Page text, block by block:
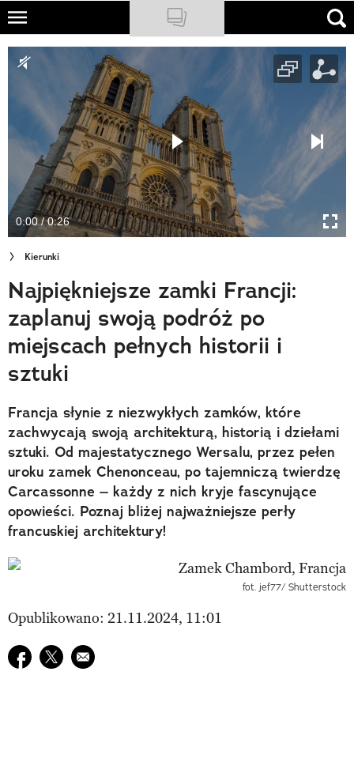
Skip
main
NATIONAL GEOGRAPHIC
PODCASTY
Sklep
Newsletter
Cuda Polski
Wielki Konkurs Fotograficzny
Trendbook Podróżniczy
Polecane
0:00 / 0:26
Kierunki
Najpiękniejsze zamki Francji:
zaplanuj swoją podróż po
miejscach pełnych historii i
sztuki
Francja słynie z niezwykłych zamków, które
zachwycają swoją architekturą, historią i dziełami
sztuki. Od majestatycznego Wersalu, przez pełen
uroku zamek Chenonceau, po tajemniczą twierdzę
Carcassonne – każdy z nich kryje fascynujące
opowieści. Poznaj bliżej najważniejsze perły
francuskiej architektury!
fot. jef77/ Shutterstock
Opublikowano: 21.11.2024, 11:01
Udostępnij na facebook
Udostępnij na twitter
E-mail do przyjaciela